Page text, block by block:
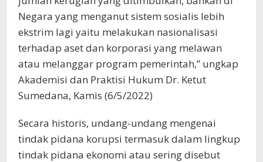
Negara yang menganut sistem sosialis lebih
ekstrim lagi yaitu melakukan nasionalisasi
terhadap aset dan korporasi yang melawan
atau melanggar program pemerintah,” ungkap
Akademisi dan Praktisi Hukum Dr. Ketut
Sumedana, Kamis (6/5/2022)
Secara historis, undang-undang mengenai
tindak pidana korupsi termasuk dalam lingkup
tindak pidana ekonomi atau sering disebut